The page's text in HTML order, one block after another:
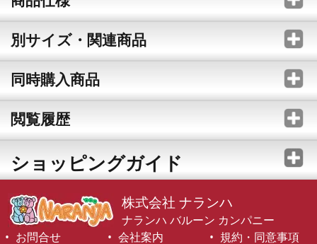
別サイズ・関連商品
同時購入商品
閲覧履歴
ショッピングガイド
株式会社 ナランハ
ナランハ バルーン カンパニー
お問合せ
会社案内 規約・同意事項